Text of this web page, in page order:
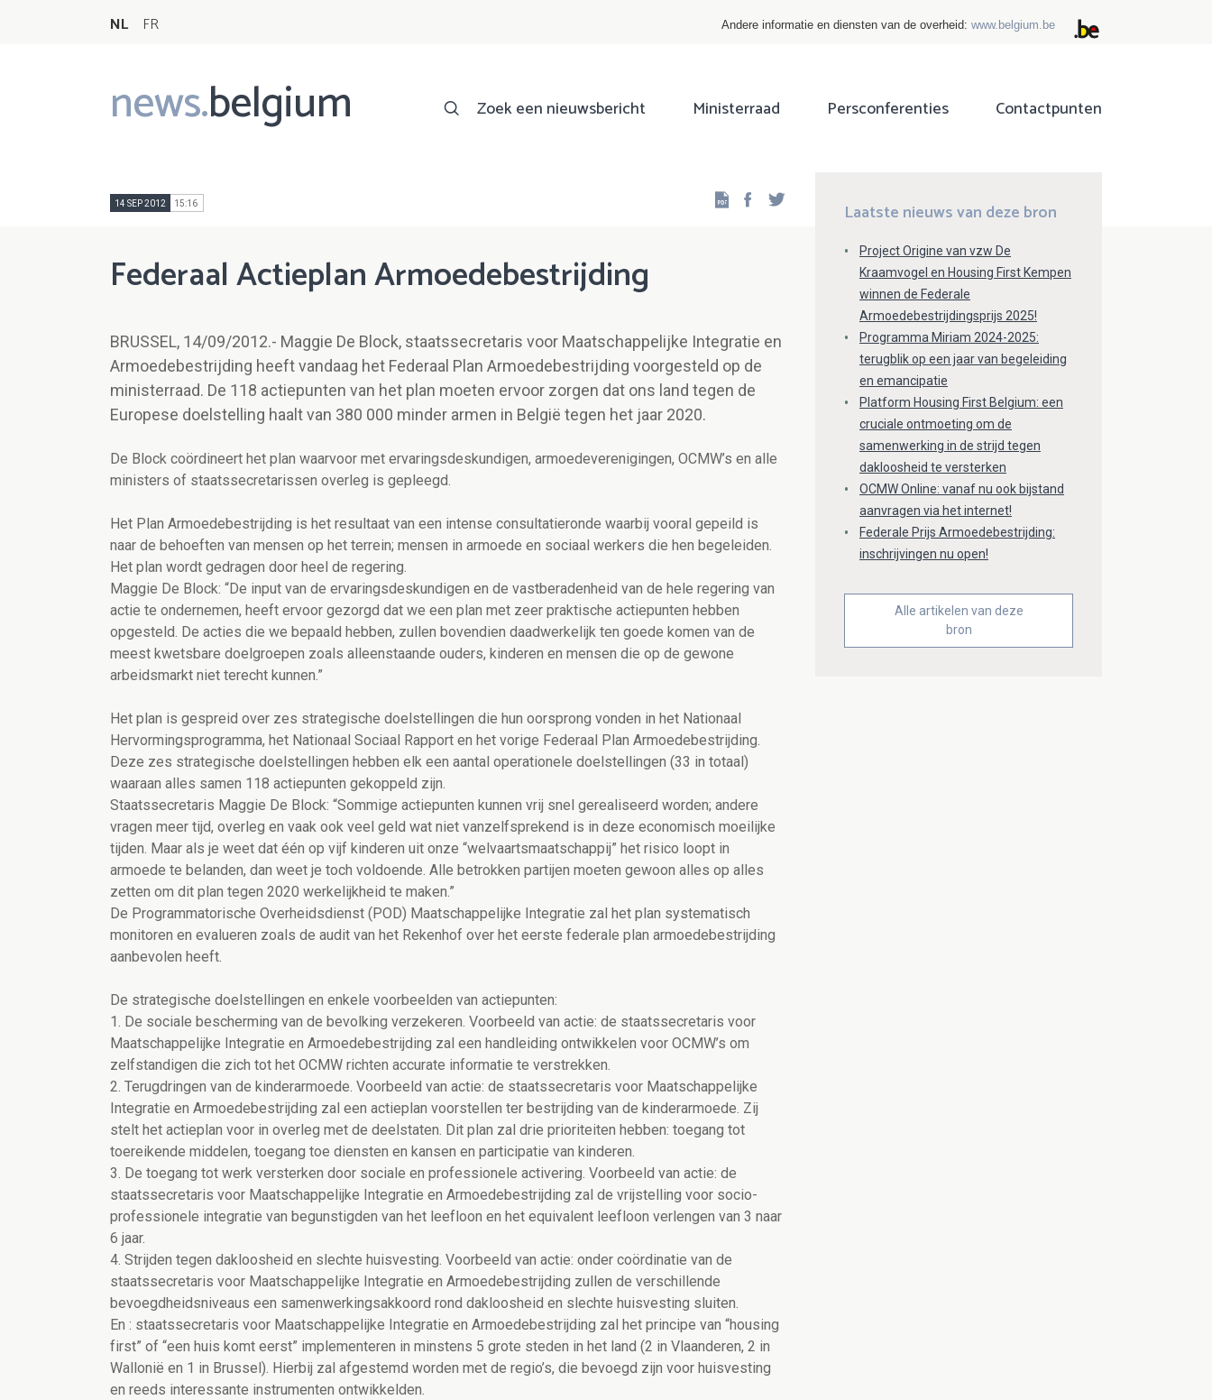
NL FR Andere informatie en diensten van de overheid: www.belgium.be
news.belgium
Main
navigation
Zoek een nieuwsbericht Ministerraad Persconferenties Contactpunten
14 SEP 2012 15:16 Facebook
Federaal Actieplan Armoedebestrijding
BRUSSEL, 14/09/2012.- Maggie De Block, staatssecretaris voor Maatschappelijke Integratie en
Armoedebestrijding heeft vandaag het Federaal Plan Armoedebestrijding voorgesteld op de
ministerraad. De 118 actiepunten van het plan moeten ervoor zorgen dat ons land tegen de
Europese doelstelling haalt van 380 000 minder armen in België tegen het jaar 2020.
De Block coördineert het plan waarvoor met ervaringsdeskundigen, armoedeverenigingen, OCMW’s en alle
ministers of staatssecretarissen overleg is gepleegd.
Het Plan Armoedebestrijding is het resultaat van een intense consultatieronde waarbij vooral gepeild is
naar de behoeften van mensen op het terrein; mensen in armoede en sociaal werkers die hen begeleiden.
Het plan wordt gedragen door heel de regering.
Maggie De Block: “De input van de ervaringsdeskundigen en de vastberadenheid van de hele regering van
actie te ondernemen, heeft ervoor gezorgd dat we een plan met zeer praktische actiepunten hebben
opgesteld. De acties die we bepaald hebben, zullen bovendien daadwerkelijk ten goede komen van de
meest kwetsbare doelgroepen zoals alleenstaande ouders, kinderen en mensen die op de gewone
arbeidsmarkt niet terecht kunnen.”
Het plan is gespreid over zes strategische doelstellingen die hun oorsprong vonden in het Nationaal
Hervormingsprogramma, het Nationaal Sociaal Rapport en het vorige Federaal Plan Armoedebestrijding.
Deze zes strategische doelstellingen hebben elk een aantal operationele doelstellingen (33 in totaal)
waaraan alles samen 118 actiepunten gekoppeld zijn.
Staatssecretaris Maggie De Block: “Sommige actiepunten kunnen vrij snel gerealiseerd worden; andere
vragen meer tijd, overleg en vaak ook veel geld wat niet vanzelfsprekend is in deze economisch moeilijke
tijden. Maar als je weet dat één op vijf kinderen uit onze “welvaartsmaatschappij” het risico loopt in
armoede te belanden, dan weet je toch voldoende. Alle betrokken partijen moeten gewoon alles op alles
zetten om dit plan tegen 2020 werkelijkheid te maken.”
De Programmatorische Overheidsdienst (POD) Maatschappelijke Integratie zal het plan systematisch
monitoren en evalueren zoals de audit van het Rekenhof over het eerste federale plan armoedebestrijding
aanbevolen heeft.
De strategische doelstellingen en enkele voorbeelden van actiepunten:
1. De sociale bescherming van de bevolking verzekeren. Voorbeeld van actie: de staatssecretaris voor
Maatschappelijke Integratie en Armoedebestrijding zal een handleiding ontwikkelen voor OCMW’s om
zelfstandigen die zich tot het OCMW richten accurate informatie te verstrekken.
2. Terugdringen van de kinderarmoede. Voorbeeld van actie: de staatssecretaris voor Maatschappelijke
Integratie en Armoedebestrijding zal een actieplan voorstellen ter bestrijding van de kinderarmoede. Zij
stelt het actieplan voor in overleg met de deelstaten. Dit plan zal drie prioriteiten hebben: toegang tot
toereikende middelen, toegang toe diensten en kansen en participatie van kinderen.
3. De toegang tot werk versterken door sociale en professionele activering. Voorbeeld van actie: de
staatssecretaris voor Maatschappelijke Integratie en Armoedebestrijding zal de vrijstelling voor socio-
professionele integratie van begunstigden van het leefloon en het equivalent leefloon verlengen van 3 naar
6 jaar.
4. Strijden tegen dakloosheid en slechte huisvesting. Voorbeeld van actie: onder coördinatie van de
staatssecretaris voor Maatschappelijke Integratie en Armoedebestrijding zullen de verschillende
bevoegdheidsniveaus een samenwerkingsakkoord rond dakloosheid en slechte huisvesting sluiten.
En : staatssecretaris voor Maatschappelijke Integratie en Armoedebestrijding zal het principe van “housing
first” of “een huis komt eerst” implementeren in minstens 5 grote steden in het land (2 in Vlaanderen, 2 in
Wallonië en 1 in Brussel). Hierbij zal afgestemd worden met de regio’s, die bevoegd zijn voor huisvesting
en reeds interessante instrumenten ontwikkelden.
Laatste nieuws van deze bron
Project Origine van vzw De
Kraamvogel en Housing First Kempen
winnen de Federale
Armoedebestrijdingsprijs 2025!
Programma Miriam 2024-2025:
terugblik op een jaar van begeleiding
en emancipatie
Platform Housing First Belgium: een
cruciale ontmoeting om de
samenwerking in de strijd tegen
dakloosheid te versterken
OCMW Online: vanaf nu ook bijstand
aanvragen via het internet!
Federale Prijs Armoedebestrijding:
inschrijvingen nu open!
Alle artikelen van deze
bron